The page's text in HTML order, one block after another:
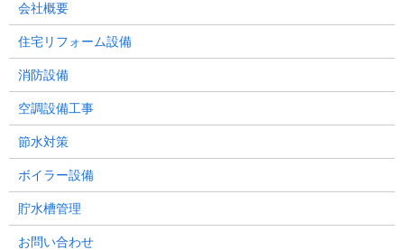
会社概要
住宅リフォーム設備
消防設備
空調設備工事
節水対策
ボイラー設備
貯水槽管理
お問い合わせ